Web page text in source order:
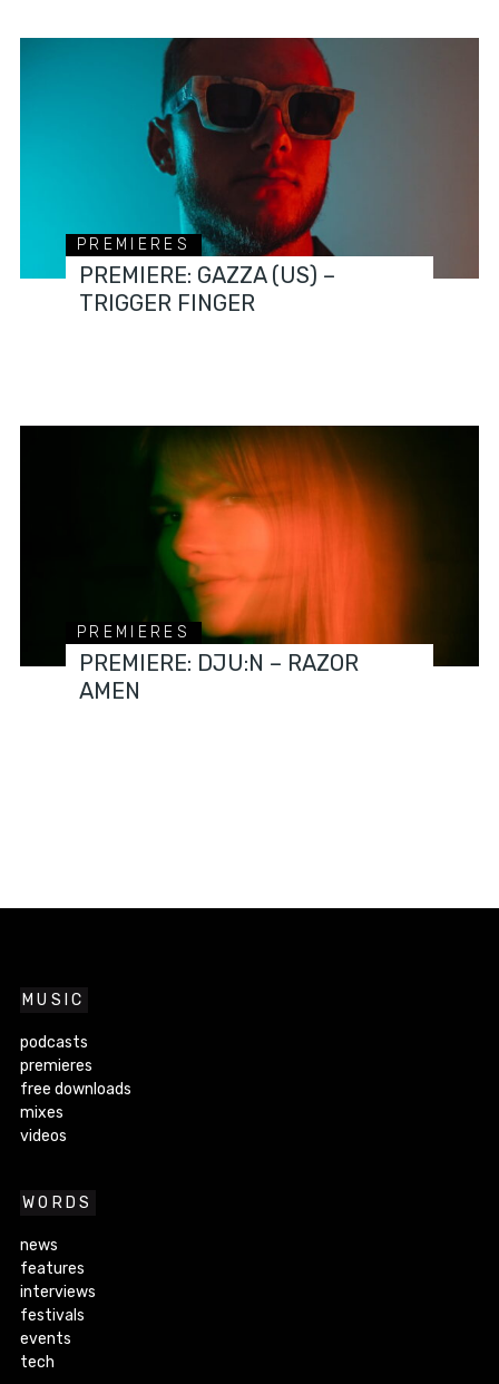
PREMIERES
PREMIERE: GAZZA (US) –
TRIGGER FINGER
PREMIERES
PREMIERE: DJU:N – RAZOR
AMEN
MUSIC
podcasts
premieres
free downloads
mixes
videos
WORDS
news
features
interviews
festivals
events
tech